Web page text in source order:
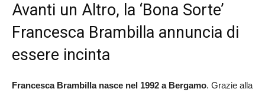
Avanti un Altro, la ‘Bona Sorte’
Francesca Brambilla annuncia di
essere incinta
Francesca Brambilla nasce nel 1992 a Bergamo. Grazie alla